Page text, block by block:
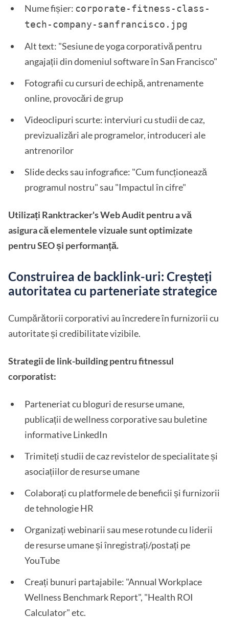
Nume fișier: corporate-fitness-class-
tech-company-sanfrancisco.jpg
Alt text: "Sesiune de yoga corporativă pentru
angajații din domeniul software în San Francisco"
Fotografii cu cursuri de echipă, antrenamente
online, provocări de grup
Videoclipuri scurte: interviuri cu studii de caz,
previzualizări ale programelor, introduceri ale
antrenorilor
Slide decks sau infografice: "Cum funcționează
programul nostru" sau "Impactul în cifre"
Utilizați Ranktracker's Web Audit pentru a vă
asigura că elementele vizuale sunt optimizate
pentru SEO și performanță.
Construirea de backlink-uri: Creșteți
autoritatea cu parteneriate strategice
Cumpărătorii corporativi au încredere în furnizorii cu
autoritate și credibilitate vizibile.
Strategii de link-building pentru fitnessul
corporatist:
Parteneriat cu bloguri de resurse umane,
publicații de wellness corporative sau buletine
informative LinkedIn
Trimiteți studii de caz revistelor de specialitate și
asociațiilor de resurse umane
Colaborați cu platformele de beneficii și furnizorii
de tehnologie HR
Organizați webinarii sau mese rotunde cu liderii
de resurse umane și înregistrați/postați pe
YouTube
Creați bunuri partajabile: "Annual Workplace
Wellness Benchmark Report", "Health ROI
Calculator" etc.